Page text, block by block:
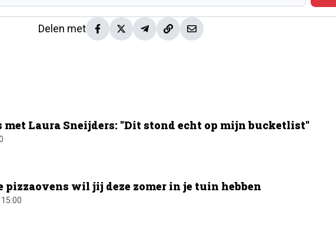
Delen met
met Laura Sneijders: "Dit stond echt op mijn bucketlist"
pizzaovens wil jij deze zomer in je tuin hebben